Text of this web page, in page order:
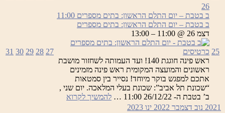
25
26
ב בטבת – יום התלם הראשון: בתים מספרים 11:00
ב בטבת – יום התלם הראשון: בתים מספרים
דצמ 26 @ 11:00 – 13:00
כרטיסים
ראש פינה חוגגת 140! ועד העמותה לשחזור מושבת
ראשונים והמועצה המקומית ראש פינה מזמינים
אתכם למפגש בוקר מיוחד! נסייר בין סמטאות
“שכונת תל אביב”: שכונת בעלי המלאכה. יום שני ,
ב’ בטבת ה- 26/12/22 11:00 …
להמשיך לקרוא
27
28
29
30
31
2021 נוב דצמבר 2022 ינו 2023